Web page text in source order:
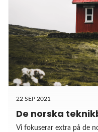
22 SEP 2021
De norska
Vi fokuserar extra på de